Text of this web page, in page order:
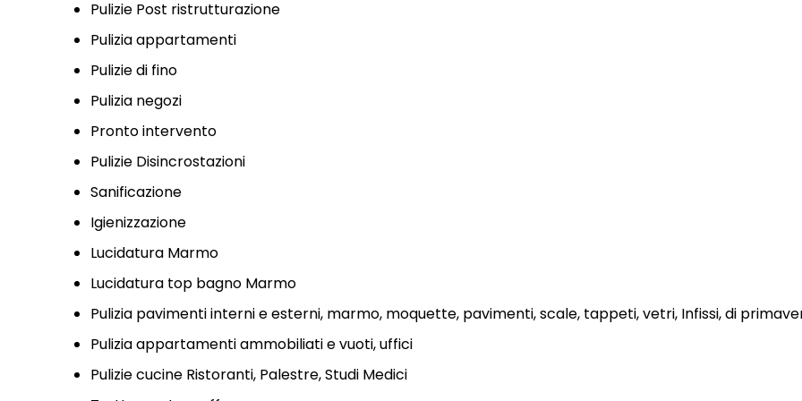
Pulizie Post ristrutturazione
Pulizia appartamenti
Pulizie di fino
Pulizia negozi
Pronto intervento
Pulizie Disincrostazioni
Sanificazione
Igienizzazione
Lucidatura Marmo
Lucidatura top bagno Marmo
Pulizia pavimenti interni e esterni, marmo, moquette, pavimenti, scale, tappeti, vetri, Infissi, di
Pulizia appartamenti ammobiliati e vuoti, uffici
Pulizie cucine Ristoranti, Palestre, Studi Medici